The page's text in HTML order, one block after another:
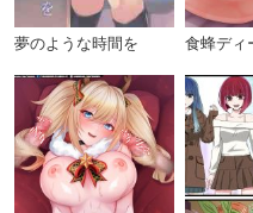
夢のような時間を